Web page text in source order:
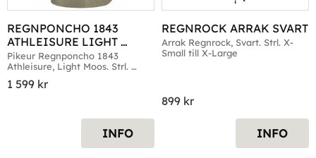
REGNPONCHO 1843
ATHLEISURE LIGHT
MOOS
Pikeur Regnponcho 1843
Athleisure, Light Moos. Strl.
1 599 kr
INFO
REGNROCK ARRAK SVART
Arrak Regnrock, Svart. Strl. X-
Small till X-Large
899 kr
INFO